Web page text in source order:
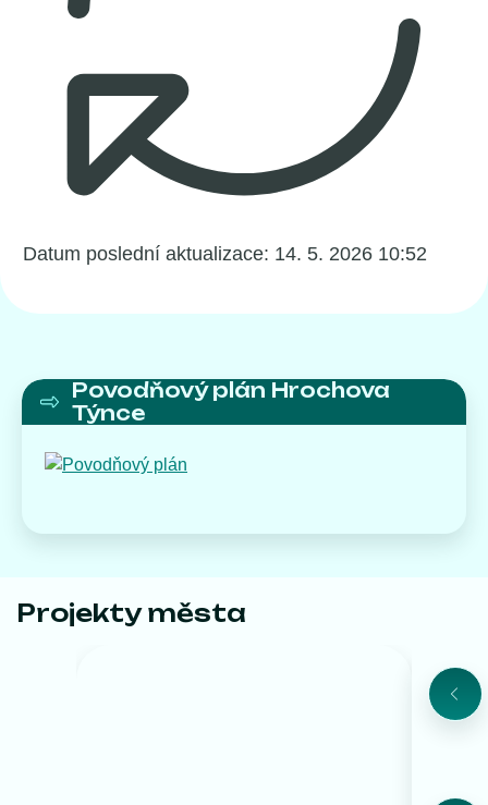
Datum poslední aktualizace: 14. 5. 2026 10:52
Povodňový plán Hrochova
Týnce
Projekty města